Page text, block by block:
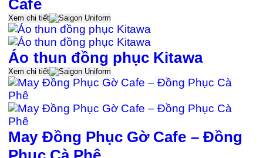
Cafe
Xem chi tiết
Áo thun đồng phục Kitawa
Xem chi tiết
May Đồng Phục Gờ Cafe – Đồng